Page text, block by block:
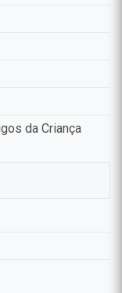
da Criança